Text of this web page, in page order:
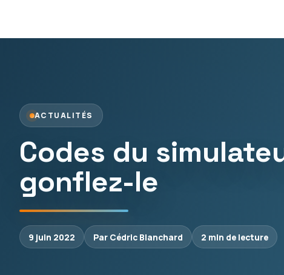
ACTUALITÉS
Codes du
gonflez-le
9 juin 2022 Par Cédric Blanchard 2 min de lecture